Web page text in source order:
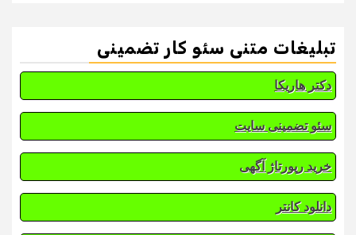
تبلیغات متنی سئو کار تضمینی
دکتر هاریکا
سئو تضمینی سایت
خرید رپورتاژ آگهی
دانلود کانتر